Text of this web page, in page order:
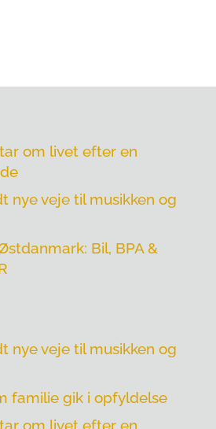
om livet efter en
nye veje til musikken og
Bil, BPA &
nye veje til musikken og
familie gik i opfyldelse
om livet efter en